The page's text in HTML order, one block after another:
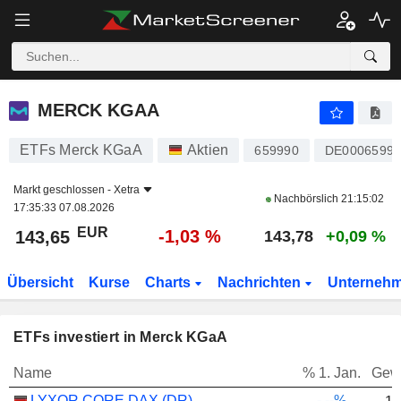
MERCK KGAA
MERCK KGAA
ETFs Merck KGaA Aktien 659990
Markt geschlossen - Xetra
17:35:33 07.08.2026
Nachbörslich 21:15:02
143,65 EUR -1,03 % 143,78 +0,09 %
Übersicht Kurse Charts Nachrichten
ETFs investiert in Merck KGaA
Name % 1. Jan.